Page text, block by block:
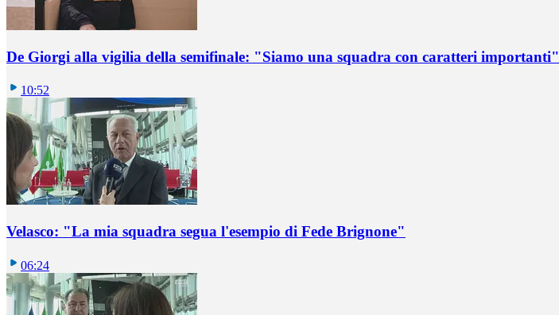
De Giorgi alla vigilia della semifinale: "Siamo una squadra con caratteri importanti"
10:52
Velasco: "La mia squadra segua l'esempio di Fede Brignone"
06:24